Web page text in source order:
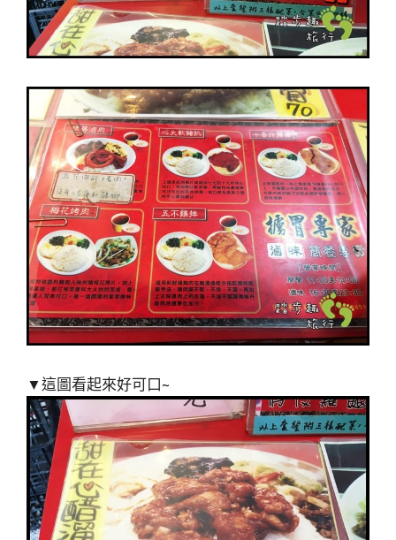
▼這圖看起來好可口~